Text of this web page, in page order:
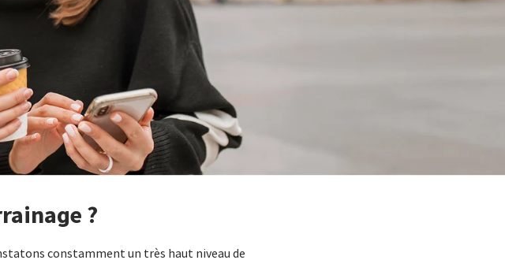
?
constamment un très haut niveau de